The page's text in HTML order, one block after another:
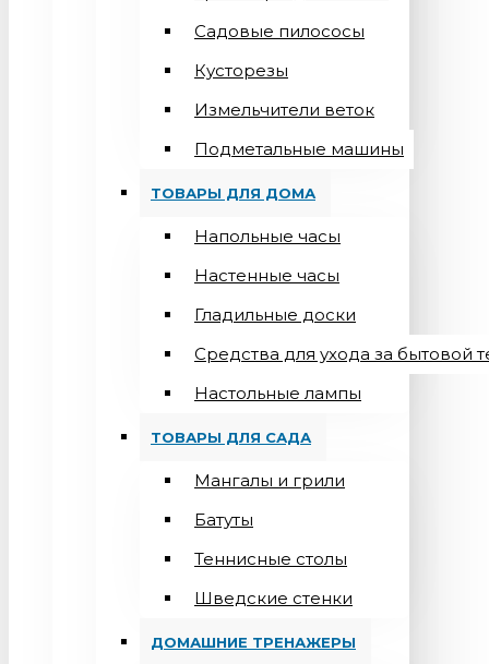
Садовые пилососы
Кусторезы
Измельчители веток
Подметальные машины
ТОВАРЫ ДЛЯ ДОМА
Напольные часы
Настенные часы
Гладильные доски
Средства для ухода за бытовой
Настольные лампы
ТОВАРЫ ДЛЯ САДА
Мангалы и грили
Батуты
Теннисные столы
Шведские стенки
ДОМАШНИЕ ТРЕНАЖЕРЫ